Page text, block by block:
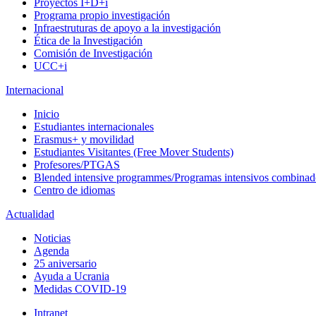
Proyectos I+D+i
Programa propio investigación
Infraestruturas de apoyo a la investigación
Ética de la Investigación
Comisión de Investigación
UCC+i
Internacional
Inicio
Estudiantes internacionales
Erasmus+ y movilidad
Estudiantes Visitantes (Free Mover Students)
Profesores/PTGAS
Blended intensive programmes/Programas intensivos
Centro de idiomas
Actualidad
Noticias
Agenda
25 aniversario
Ayuda a Ucrania
Medidas COVID-19
Intranet